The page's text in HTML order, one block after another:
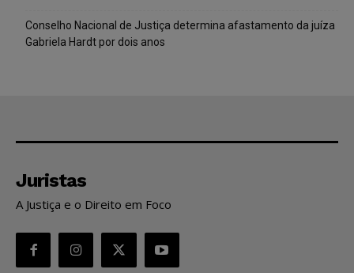
Conselho Nacional de Justiça determina afastamento da juíza
Gabriela Hardt por dois anos
Juristas
A Justiça e o Direito em Foco